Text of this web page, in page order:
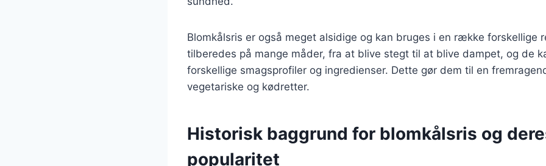
Blomkålsris er også meget alsidige og kan bruges i en række forskellige
tilberedes på mange måder, fra at blive stegt til at blive dampet, og de
forskellige smagsprofiler og ingredienser. Dette gør dem til en
vegetariske og kødretter.
Historisk baggrund for blomkålsris og
popularitet